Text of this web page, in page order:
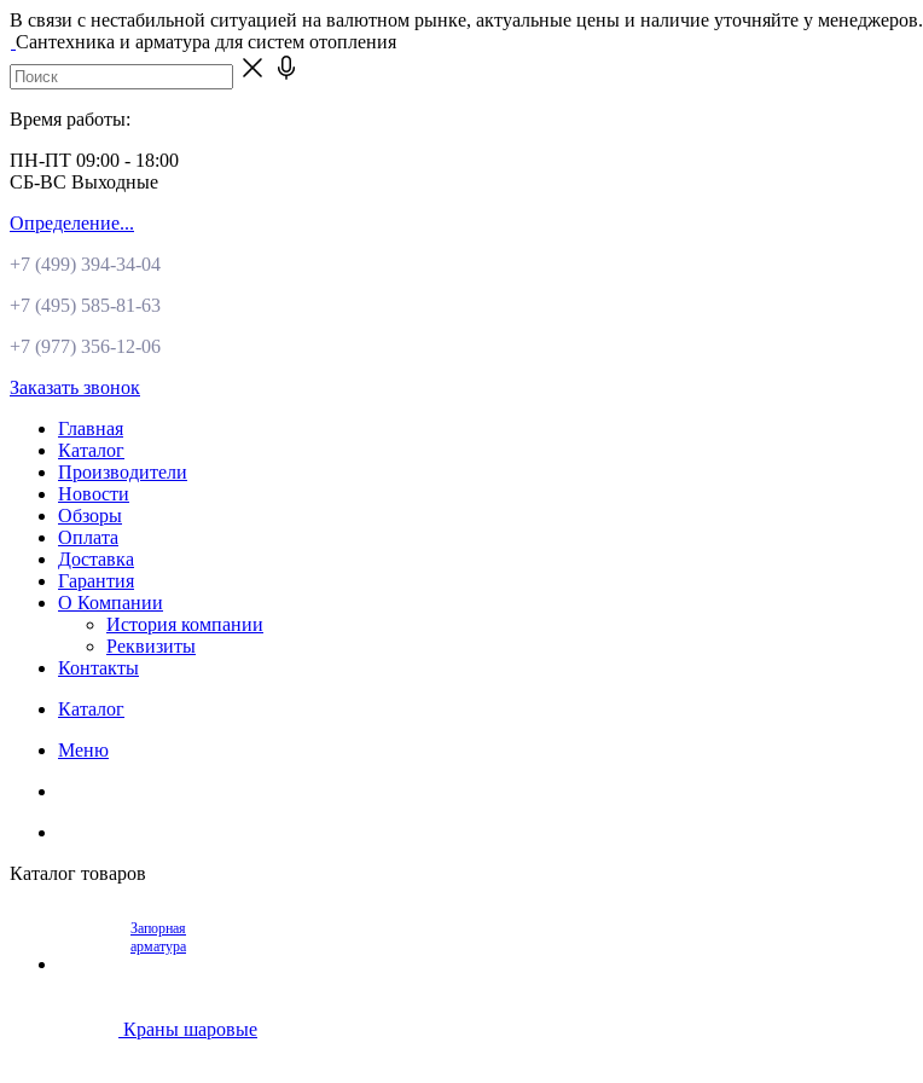
В связи с нестабильной ситуацией на валютном рынке, актуальные цены и наличие уточняйте у менеджеров.
Сантехника и арматура для систем отопления
Время работы:
ПН-ПТ 09:00 - 18:00
СБ-ВС Выходные
Определение...
+7 (499) 394-34-04
+7 (495) 585-81-63
+7 (977) 356-12-06
Заказать звонок
Главная
Каталог
Производители
Новости
Обзоры
Оплата
Доставка
Гарантия
О Компании
История компании
Реквизиты
Контакты
Каталог
Меню
Каталог товаров
Запорная
арматура
Краны шаровые